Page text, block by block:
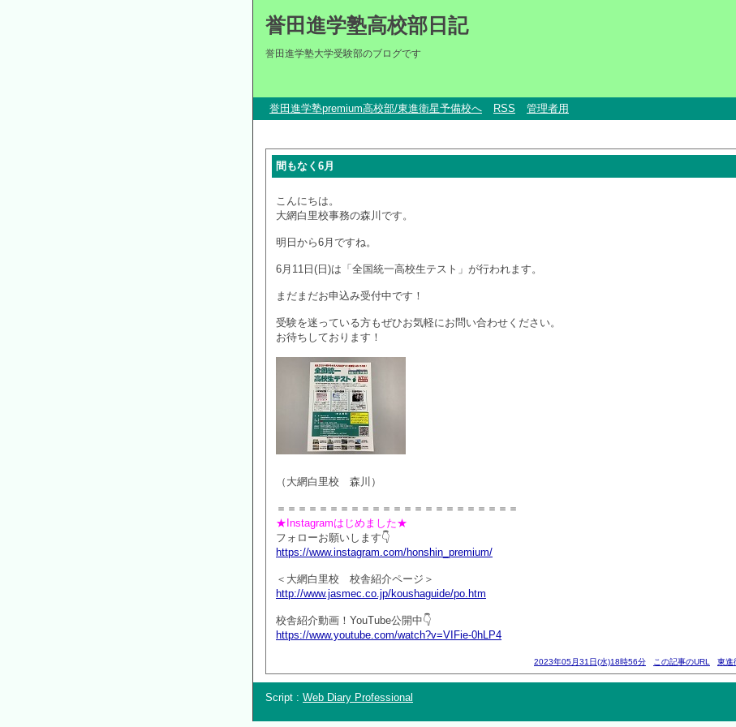
誉田進学塾高校部日記
誉田進学塾大学受験部のブログです
誉田進学塾premium高校部/東進衛星予備校へ RSS 管理者用
間もなく6月
こんにちは。
大網白里校事務の森川です。
明日から6月ですね。
6月11日(日)は「全国統一高校生テスト」が行われます。
まだまだお申込み受付中です！
受験を迷っている方もぜひお気軽にお問い合わせください。
お待ちしております！
（大網白里校 森川）
＝＝＝＝＝＝＝＝＝＝＝＝＝＝＝＝＝＝＝＝＝＝＝
★Instagramはじめました★
フォローお願いします👇
https://www.instagram.com/honshin_premium/
＜大網白里校 校舎紹介ページ＞
http://www.jasmec.co.jp/koushaguide/po.htm
校舎紹介動画！YouTube公開中👇
https://www.youtube.com/watch?v=VIFie-0hLP4
2023年05月31日(水)18時56分 この記事のURL 東進
Script : Web Diary Professional